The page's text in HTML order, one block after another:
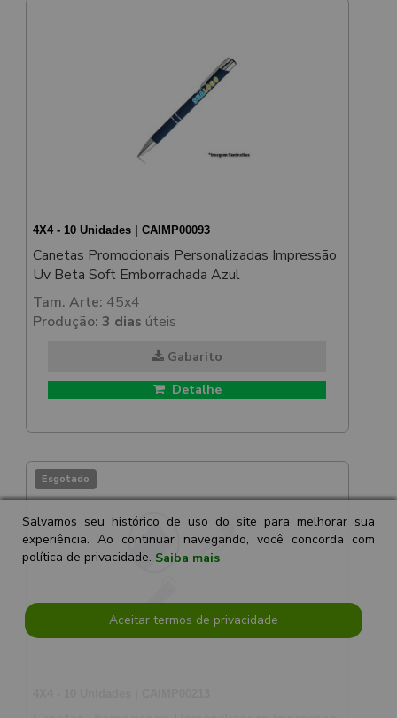
4X4 - 10 Unidades | CAIMP00093
Canetas Promocionais Personalizadas Impressão
Uv Beta Soft Emborrachada Azul
Tam. Arte: 45x4
Produção: 3 dias úteis
Gabarito
Detalhe
Esgotado
Salvamos seu histórico de uso do site para melhorar sua
experiência. Ao continuar navegando, você concorda com
política de privacidade. Saiba mais
Aceitar termos de privacidade